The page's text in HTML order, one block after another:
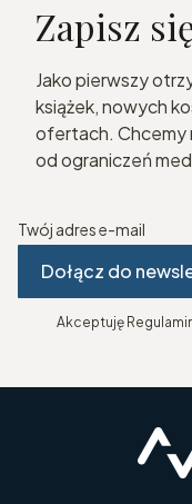
Zapisz
Jako pierwszy
książek, nowych
ofertach. Chcemy
od ograniczeń
Twój adres e-mail
Dołącz do
Akceptuję